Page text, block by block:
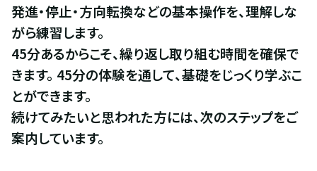
発進・停止・方向転換などの基本操作を、理解しな
がら練習します。
45分あるからこそ、繰り返し取り組む時間を確保で
きます。 45分の体験を通して、基礎をじっくり学ぶこ
とができます。
続けてみたいと思われた方には、次のステップをご
案内しています。